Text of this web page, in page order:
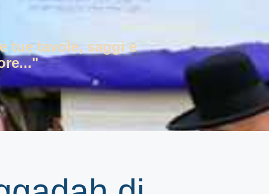
tue tavole, saggi e